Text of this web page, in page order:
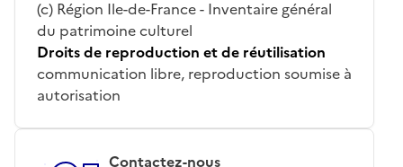
(c) Région Ile-de-France - Inventaire général
du patrimoine culturel
Droits de reproduction et de réutilisation
communication libre, reproduction soumise à
autorisation
Contactez-nous